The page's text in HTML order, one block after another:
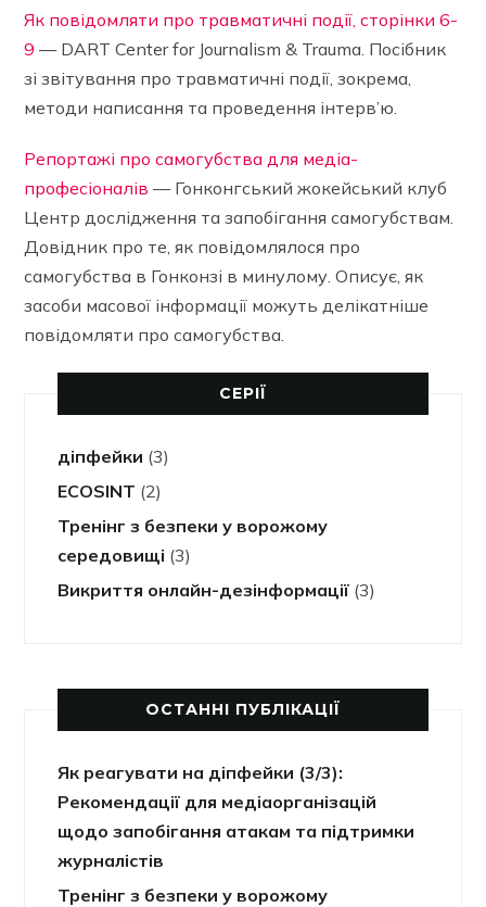
Як повідомляти про травматичні події, сторінки 6-
9 — DART Center for Journalism & Trauma. Посібник
зі звітування про травматичні події, зокрема,
методи написання та проведення інтерв’ю.
Репортажі про самогубства для медіа-
професіоналів — Гонконгський жокейський клуб
Центр дослідження та запобігання самогубствам.
Довідник про те, як повідомлялося про
самогубства в Гонконзі в минулому. Описує, як
засоби масової інформації можуть делікатніше
повідомляти про самогубства.
СЕРІЇ
діпфейки (3)
ECOSINT (2)
Тренінг з безпеки у ворожому
середовищі (3)
Викриття онлайн-дезінформації (3)
ОСТАННІ ПУБЛІКАЦІЇ
Як реагувати на діпфейки (3/3):
Рекомендації для медіаорганізацій
щодо запобігання атакам та підтримки
журналістів
Тренінг з безпеки у ворожому